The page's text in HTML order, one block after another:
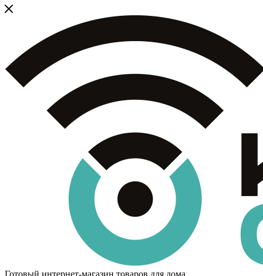
Готовый интернет-магазин товаров для дома